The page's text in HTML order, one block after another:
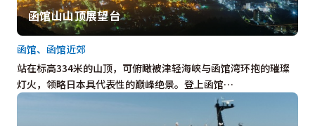
函馆山山顶展望台
站在标高334米的山顶，可俯瞰被津轻海峡与函馆湾环抱的璀璨
灯火，领略日本具代表性的巅峰绝景。登上函馆…
函馆、函馆近郊